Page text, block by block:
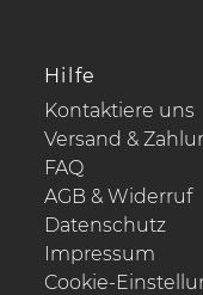
Hilfe
Kontaktiere uns
Versand &
FAQ
AGB & Widerruf
Datenschutz
Impressum
Cookie-